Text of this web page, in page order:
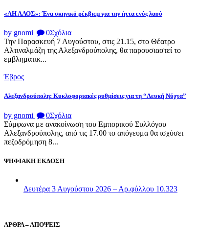
«ΑΗ ΛΑΟΣ»: Ένα σκηνικό ρέκβιεμ για την ήττα ενός λαού
by gnomi 0Σχόλια
Την Παρασκευή 7 Αυγούστου, στις 21.15, στο Θέατρο
Αλτιναλμάζη της Αλεξανδρούπολης, θα παρουσιαστεί το
εμβληματικ...
Έβρος
Αλεξανδρούπολη: Κυκλοφοριακές ρυθμίσεις για τη “Λευκή Νύχτα”
by gnomi 0Σχόλια
Σύμφωνα με ανακοίνωση του Εμπορικού Συλλόγου
Αλεξανδρούπολης, από τις 17.00 το απόγευμα θα ισχύσει
πεζοδρόμηση 8...
ΨΗΦΙΑΚΗ ΕΚΔΟΣΗ
Δευτέρα 3 Αυγούστου 2026 – Αρ.φύλλου 10.323
ΑΡΘΡΑ – ΑΠΟΨΕΙΣ